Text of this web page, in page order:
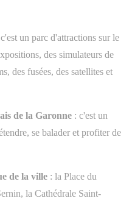
un parc d'attractions sur le
des simulateurs de
des fusées, des satellites et
de la Garonne : c'est un
se balader et profiter de
de la ville : la Place du
la Cathédrale Saint-